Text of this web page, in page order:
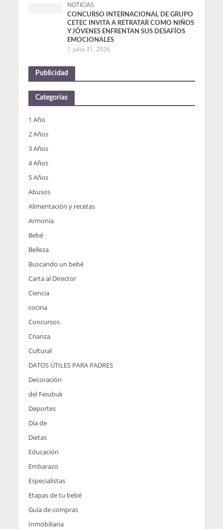
NOTICIAS
CONCURSO INTERNACIONAL DE GRUPO
CETEC INVITA A RETRATAR COMO NIÑOS
Y JÓVENES ENFRENTAN SUS DESAFÍOS
EMOCIONALES
julio 31, 2026
Publicidad
Categorías
1 Año
2 Años
3 Años
4 Años
5 Años
Abusos
Alimentación y recetas
Armonia
Bebé
Belleza
Buscando un bebé
Carta al Director
Ciencia
cocina
Concursos
Crianza
Cultural
DATOS ÚTILES PARA PADRES
Decoración
del Feiubuk
Deportes
Día de
Dietas
Educación
Embarazo
Especialistas
Etapas de tu bebé
Guía de compras
Inmobiliaria